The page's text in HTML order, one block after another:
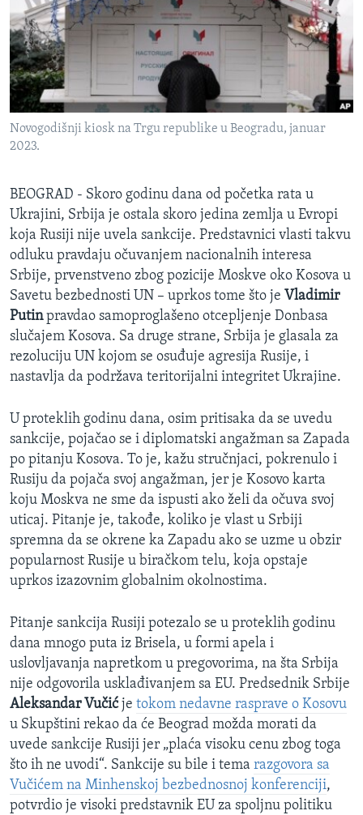
SPORT
INTERVJU
Novogodišnji kiosk na Trgu republike u Beogradu, januar
2023.
BEOGRAD - Skoro godinu dana od početka rata u
Ukrajini, Srbija je ostala skoro jedina zemlja u Evropi
koja Rusiji nije uvela sankcije. Predstavnici vlasti takvu
odluku pravdaju očuvanjem nacionalnih interesa
Srbije, prvenstveno zbog pozicije Moskve oko Kosova u
Savetu bezbednosti UN – uprkos tome što je Vladimir
Putinpravdao samoproglašeno otcepljenje Donbasa
slučajem Kosova. Sa druge strane, Srbija je glasala za
rezoluciju UN kojom se osuđuje agresija Rusije, i
nastavlja da podržava teritorijalni integritet Ukrajine.
U proteklih godinu dana, osim pritisaka da se uvedu
sankcije, pojačao se i diplomatski angažman sa Zapada
po pitanju Kosova. To je, kažu stručnjaci, pokrenulo i
Rusiju da pojača svoj angažman, jer je Kosovo karta
koju Moskva ne sme da ispusti ako želi da očuva svoj
uticaj. Pitanje je, takođe, koliko je vlast u Srbiji
spremna da se okrene ka Zapadu ako se uzme u obzir
popularnost Rusije u biračkom telu, koja opstaje
uprkos izazovnim globalnim okolnostima.
Pitanje sankcija Rusiji potezalo se u proteklih godinu
dana mnogo puta iz Brisela, u formi apela i
uslovljavanja napretkom u pregovorima, na šta Srbija
nije odgovorila usklađivanjem sa EU. Predsednik Srbije
Aleksandar Vučićje tokom nedavne rasprave o Kosovu
u Skupštini rekao da će Beograd možda morati da
uvede sankcije Rusiji jer „plaća visoku cenu zbog toga
što ih ne uvodi“. Sankcije su bile i tema razgovora sa
Vučićem na Minhenskoj bezbednosnoj konferenciji,
potvrdio je visoki predstavnik EU za spoljnu politiku